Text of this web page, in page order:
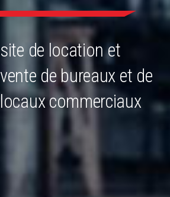
site de location et
vente de bureaux et de
locaux commerciaux